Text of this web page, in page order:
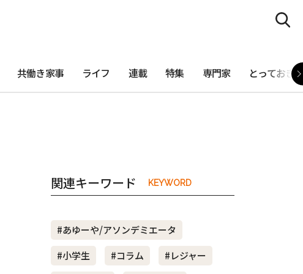
共働き家事 ライフ 連載 特集 専門家 とっておき
関連キーワード KEYWORD
#あゆーや/アソンデミエータ
#小学生
#コラム
#レジャー